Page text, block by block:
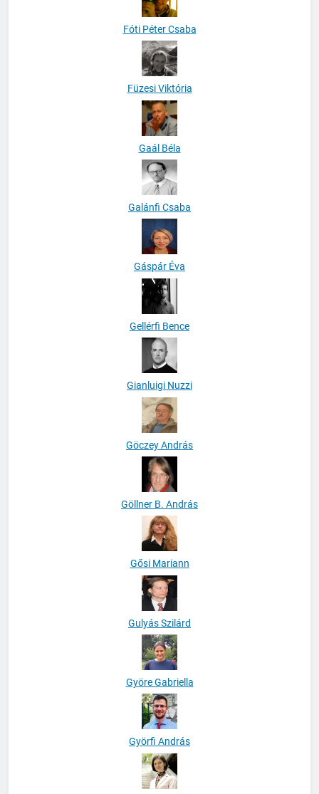
Fóti Péter Csaba
Füzesi Viktória
Gaál Béla
Galánfi Csaba
Gáspár Éva
Gellérfi Bence
Gianluigi Nuzzi
Göczey András
Göllner B. András
Gősi Mariann
Gulyás Szilárd
Györe Gabriella
Györfi András